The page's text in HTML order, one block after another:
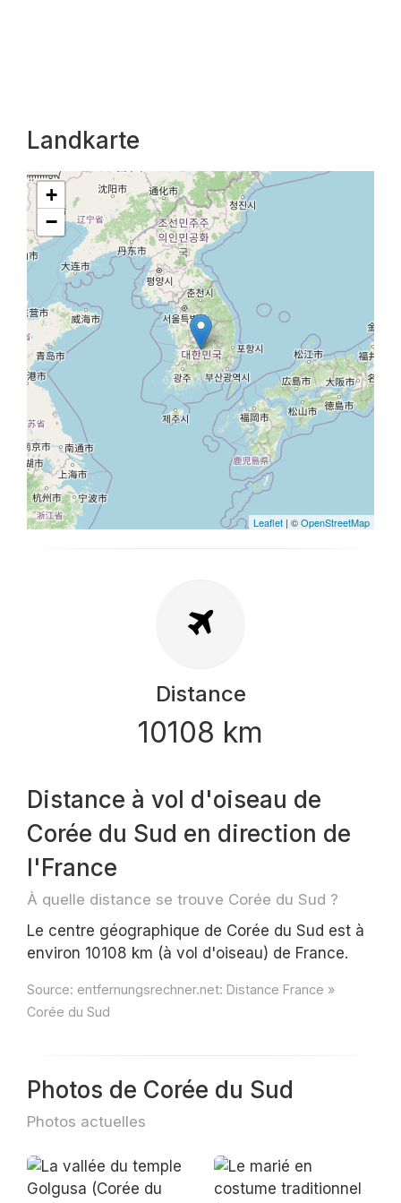
Landkarte
+
−
Leaflet | ©OpenStreetMap
Distance
10108 km
Distance à vol d'oiseau de
Corée du Sud en direction de
l'France
À quelle distance se trouve Corée du Sud ?
Le centre géographique de Corée du Sud est à
environ 10108 km (à vol d'oiseau) de France.
Source: entfernungsrechner.net: Distance France »
Corée du Sud
Photos de Corée du Sud
Photos actuelles